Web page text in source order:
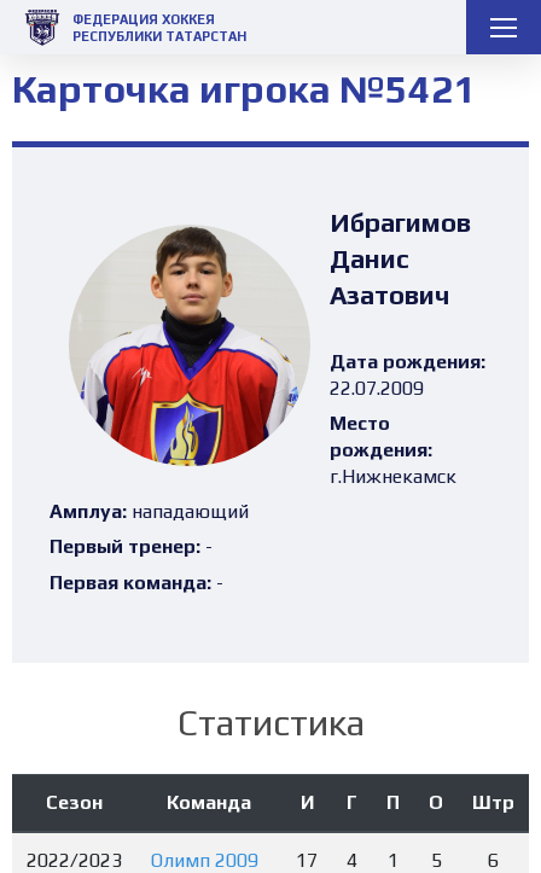
ФЕДЕРАЦИЯ ХОККЕЯ
РЕСПУБЛИКИ ТАТАРСТАН
Карточка игрока №5421
Ибрагимов
Данис
Азатович
Дата рождения:
22.07.2009
Место
рождения:
г.Нижнекамск
Амплуа: нападающий
Первый тренер: -
Первая команда: -
Статистика
Сезон Команда И Г П О Штр
2022/2023
Олимп 2009
17 4 1 5 6